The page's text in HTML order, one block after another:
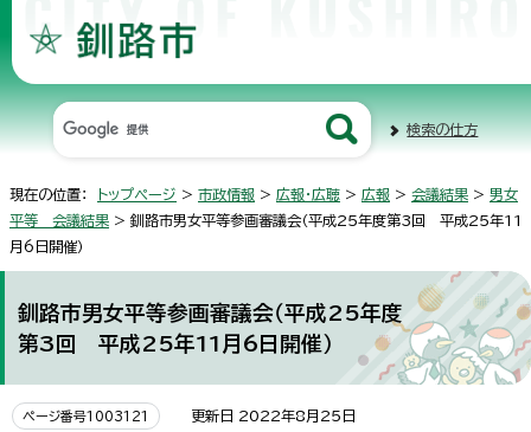
検索の仕方
現在の位置： トップページ > 市政情報 > 広報・広聴 > 広報 > 会議結果 > 男女
平等 会議結果 > 釧路市男女平等参画審議会（平成25年度第3回 平成25年11
月6日開催）
釧路市男女平等参画審議会（平成25年度
第3回 平成25年11月6日開催）
ページ番号1003121 更新日 2022年8月25日